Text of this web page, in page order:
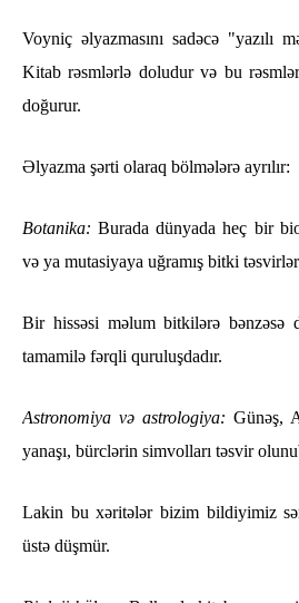
Voyniç əlyazmasını sadəcə "yazılı
Kitab rəsmlərlə doludur və bu
doğurur.
Əlyazma şərti olaraq bölmələrə ayrılır:
Botanika: Burada dünyada heç bir
və ya mutasiyaya uğramış bitki
Bir hissəsi məlum bitkilərə bənzəsə
tamamilə fərqli quruluşdadır.
Astronomiya və astrologiya: Günəş,
yanaşı, bürclərin simvolları təsvir
Lakin bu xəritələr bizim bildiyimiz
üstə düşmür.